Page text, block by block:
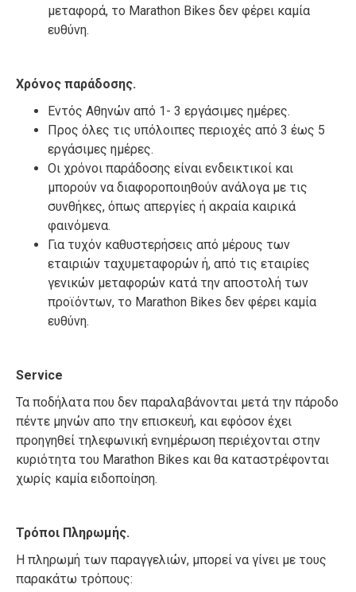
μεταφορά, το Marathon Bikes δεν φέρει καμία
ευθύνη.
Xρόνος παράδοσης.
Εντός Αθηνών από 1- 3 εργάσιμες ημέρες.
Προς όλες τις υπόλοιπες περιοχές από 3 έως 5
εργάσιμες ημέρες.
Οι χρόνοι παράδοσης είναι ενδεικτικοί και
μπορούν να διαφοροποιηθούν ανάλογα με τις
συνθήκες, όπως απεργίες ή ακραία καιρικά
φαινόμενα.
Για τυχόν καθυστερήσεις από μέρους των
εταιριών ταχυμεταφορών ή, από τις εταιρίες
γενικών μεταφορών κατά την αποστολή των
προϊόντων, το Marathon Bikes δεν φέρει καμία
ευθύνη.
Service
Τα ποδήλατα που δεν παραλαβάνονται μετά την πάροδο
πέντε μηνών απο την επισκευή, και εφόσον έχει
προηγηθεί τηλεφωνική ενημέρωση περιέχονται στην
κυριότητα του Marathon Bikes και θα καταστρέφονται
χωρίς καμία ειδοποίηση.
Τρόποι Πληρωμής.
Η πληρωμή των παραγγελιών, μπορεί να γίνει με τους
παρακάτω τρόπους: